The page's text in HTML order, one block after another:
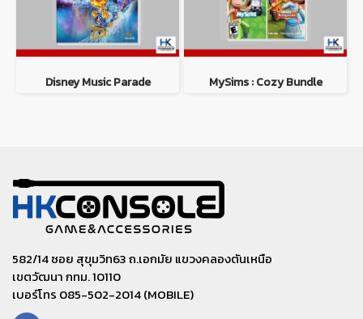
Disney Music Parade MySims : Cozy Bundle
582/14 ซอย สุขุมวิท63 ถ.เอกมัย แขวงคลองตันเหนือ
เขตวัฒนา กทม. 10110
เบอร์โทร 085-502-2014 (MOBILE)